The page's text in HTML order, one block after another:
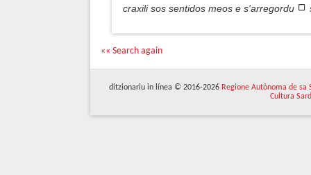
craxili sos sentidos meos e s'arregordu
«« Search again
ditzionariu in línea © 2016-2026 Regione Autònoma de sa
Cultura